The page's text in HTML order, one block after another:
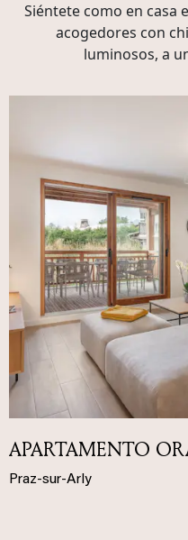
Siéntete como en casa
acogedores con
luminosos, a
APARTAMENTO
Praz-sur-Arly